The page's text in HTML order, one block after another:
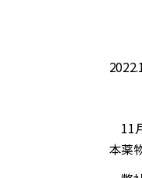
11
本薬